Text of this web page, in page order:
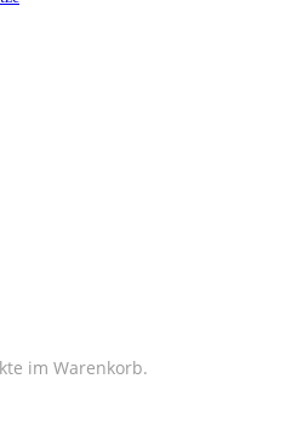
im Warenkorb.